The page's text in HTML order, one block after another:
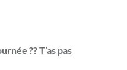
?? T’as pas